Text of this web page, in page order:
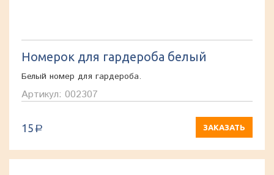
Номерок для гардероба белый
Белый номер для гардероба.
Артикул: 002307
15 a ЗАКАЗАТЬ